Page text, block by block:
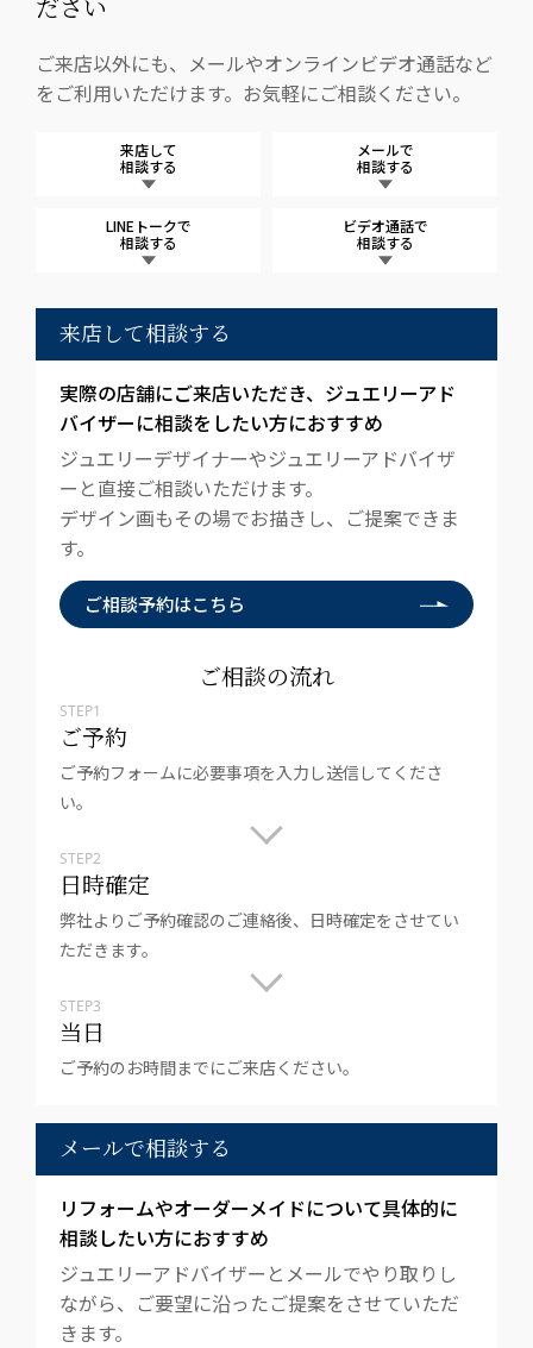
ださい
ご来店以外にも、メールやオンラインビデオ通話など
をご利用いただけます。お気軽にご相談ください。
来店して
相談する
メールで
相談する
LINEトークで
相談する
ビデオ通話で
相談する
来店して相談する
実際の店舗にご来店いただき、ジュエリーアド
バイザーに相談をしたい方におすすめ
ジュエリーデザイナーやジュエリーアドバイザ
ーと直接ご相談いただけます。
デザイン画もその場でお描きし、ご提案できま
す。
ご相談予約はこちら
ご相談の流れ
STEP1
ご予約
ご予約フォームに必要事項を入力し送信してくださ
い。
STEP2
日時確定
弊社よりご予約確認のご連絡後、日時確定をさせてい
ただきます。
STEP3
当日
ご予約のお時間までにご来店ください。
メールで相談する
リフォームやオーダーメイドについて具体的に
相談したい方におすすめ
ジュエリーアドバイザーとメールでやり取りし
ながら、ご要望に沿ったご提案をさせていただ
きます。